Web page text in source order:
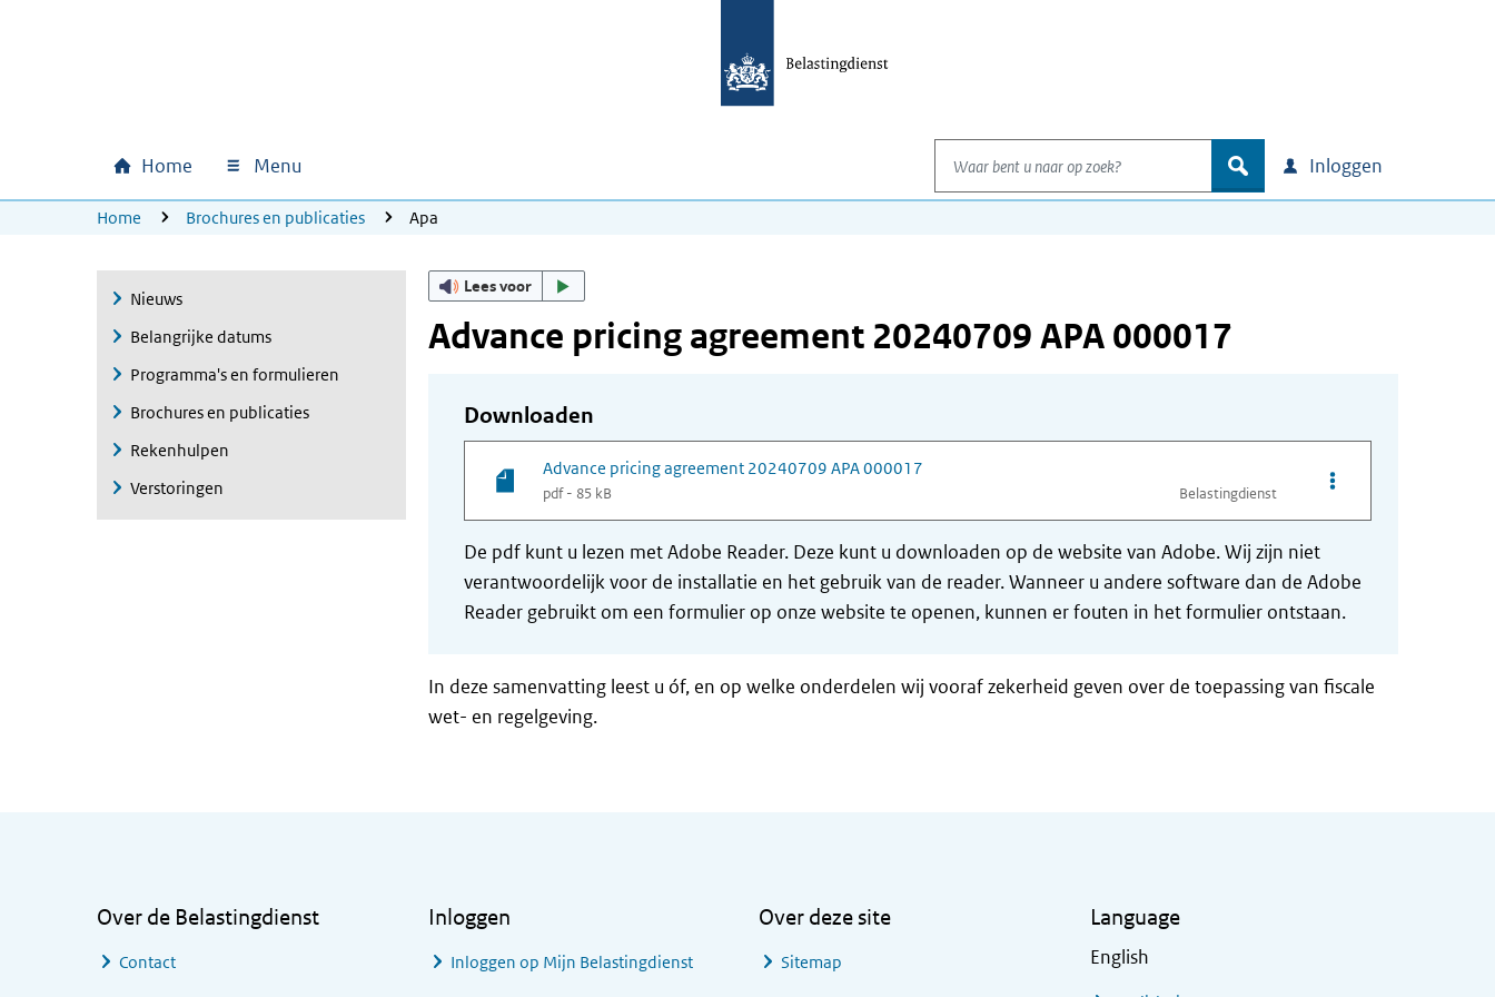
Hoofdnavigatie
Home Menu
Waar bent u naar op zoek?
zoek Inloggen
U bevindt zich hier:
Home Brochures en publicaties Apa
Nieuws
Belangrijke datums
Programma's en formulieren
Brochures en publicaties
Rekenhulpen
Verstoringen
Lees voor
Advance pricing agreement 20240709 APA 000017
Downloaden
Advance pricing agreement 20240709 APA 000017
pdf - 85 kB Belastingdienst
Opties van bestand
De pdf kunt u lezen met Adobe Reader. Deze kunt u downloaden op de website van Adobe. Wij zijn niet
verantwoordelijk voor de installatie en het gebruik van de reader. Wanneer u andere software dan de Adobe
Reader gebruikt om een formulier op onze website te openen, kunnen er fouten in het formulier ontstaan.
In deze samenvatting leest u óf, en op welke onderdelen wij vooraf zekerheid geven over de toepassing van fiscale
wet- en regelgeving.
Over de Belastingdienst
Contact
Inloggen
Inloggen op Mijn Belastingdienst
Over deze site
Sitemap
Language
English